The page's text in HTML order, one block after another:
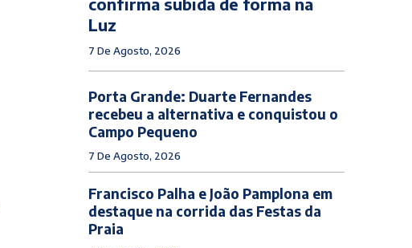
Luz
7 De Agosto, 2026
Porta Grande: Duarte Fernandes
recebeu a alternativa e conquistou o
Campo Pequeno
7 De Agosto, 2026
Francisco Palha e João Pamplona em
destaque na corrida das Festas da
Praia